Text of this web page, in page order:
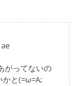
がってないの
かと(=ω=A;